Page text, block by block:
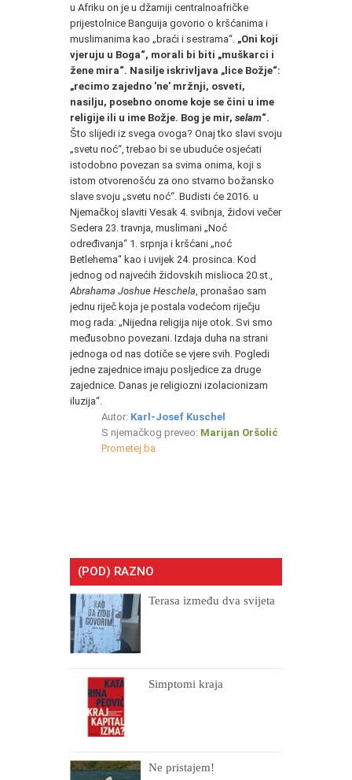
u Afriku on je u džamiji centralnoafričke
prijestolnice Banguija govorio o kršćanima i
muslimanima kao „braći i sestrama“. „Oni koji
vjeruju u Boga“, morali bi biti „muškarci i
žene mira“. Nasilje iskrivljava „lice Božje“:
„recimo zajedno 'ne' mržnji, osveti,
nasilju, posebno onome koje se čini u ime
religije ili u ime Božje. Bog je mir, selam“.
Što slijedi iz svega ovoga? Onaj tko slavi svoju
„svetu noć“, trebao bi se ubuduće osjećati
istodobno povezan sa svima onima, koji s
istom otvorenošću za ono stvarno božansko
slave svoju „svetu noć“. Budisti će 2016. u
Njemačkoj slaviti Vesak 4. svibnja, židovi večer
Sedera 23. travnja, muslimani „Noć
određivanja“ 1. srpnja i kršćani „noć
Betlehema“ kao i uvijek 24. prosinca. Kod
jednog od najvećih židovskih mislioca 20.st.,
Abrahama Joshue Heschela , pronašao sam
jednu riječ koja je postala vodećom riječju
mog rada: „Nijedna religija nije otok. Svi smo
međusobno povezani. Izdaja duha na strani
jednoga od nas dotiče se vjere svih. Pogledi
jedne zajednice imaju posljedice za druge
zajednice. Danas je religiozni izolacionizam
iluzija“.
Autor: Karl-Josef Kuschel
S njemačkog preveo: Marijan Oršolić
Prometej.ba
(POD) RAZNO
Terasa između dva svijeta
Simptomi kraja
Ne pristajem!